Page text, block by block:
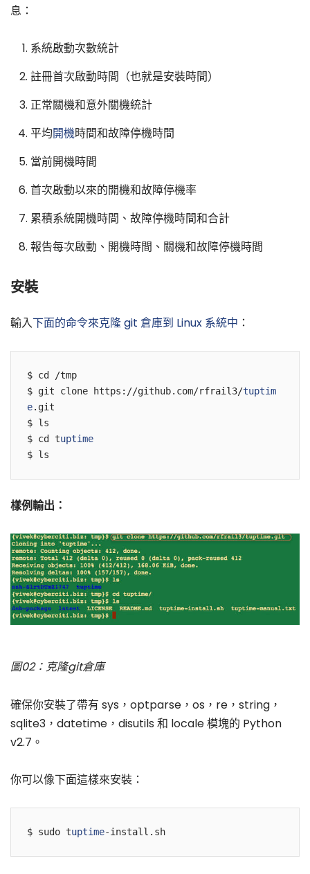
息：
系統啟動次數統計
註冊首次啟動時間（也就是安裝時間）
正常關機和意外關機統計
平均開機時間和故障停機時間
當前開機時間
首次啟動以來的開機和故障停機率
累積系統開機時間、故障停機時間和合計
報告每次啟動、開機時間、關機和故障停機時間
安裝
輸入下面的命令來克隆 git 倉庫到 Linux 系統中 ：
$ cd /tmp
$ git clone https://github.com/rfrail3/tuptim
e.git
$ ls
$ cd tuptime
樣例輸出：
圖02：克隆git倉庫
確保你安裝了帶有 sys，optparse，os，re，string，
sqlite3，datetime，disutils 和 locale 模塊的 Python
v2.7。
你可以像下面這樣來安裝：
$ sudo tuptime